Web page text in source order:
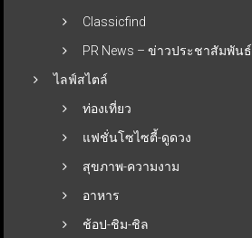
Classicfind
PR News – ข่าวประชาสัมพันธ์
ไลฟ์สไตล์
ท่องเที่ยว
แฟชั่นโซไซตี้-ดูดวง
สุขภาพ-ความงาม
อาหาร
ช้อป-ชิม-ชิล